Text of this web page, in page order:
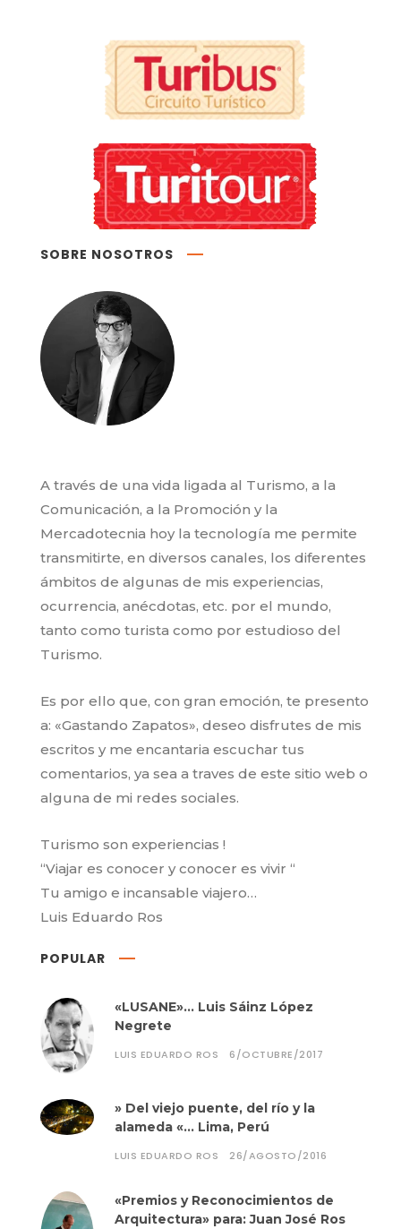
SOBRE NOSOTROS
A través de una vida ligada al Turismo, a la
Comunicación, a la Promoción y la
Mercadotecnia hoy la tecnología me permite
transmitirte, en diversos canales, los diferentes
ámbitos de algunas de mis experiencias,
ocurrencia, anécdotas, etc. por el mundo,
tanto como turista como por estudioso del
Turismo.
Es por ello que, con gran emoción, te presento
a: «Gastando Zapatos», deseo disfrutes de mis
escritos y me encantaria escuchar tus
comentarios, ya sea a traves de este sitio web o
alguna de mi redes sociales.
Turismo son experiencias !
“Viajar es conocer y conocer es vivir “
Tu amigo e incansable viajero…
Luis Eduardo Ros
POPULAR
«LUSANE»… Luis Sáinz López
Negrete
LUIS EDUARDO ROS 6/OCTUBRE/2017
» Del viejo puente, del río y la
alameda «… Lima, Perú
LUIS EDUARDO ROS 26/AGOSTO/2016
«Premios y Reconocimientos de
Arquitectura» para: Juan José Ros